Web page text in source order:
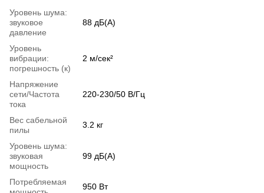
Уровень шума:
звуковое
давление
88 дБ(А)
Уровень
вибрации:
погрешность (к)
2 м/сек²
Напряжение
сети/Частота
тока
220-230/50 В/Гц
Вес сабельной
пилы
3.2 кг
Уровень шума:
звуковая
мощность
99 дБ(А)
Потребляемая
950 Вт